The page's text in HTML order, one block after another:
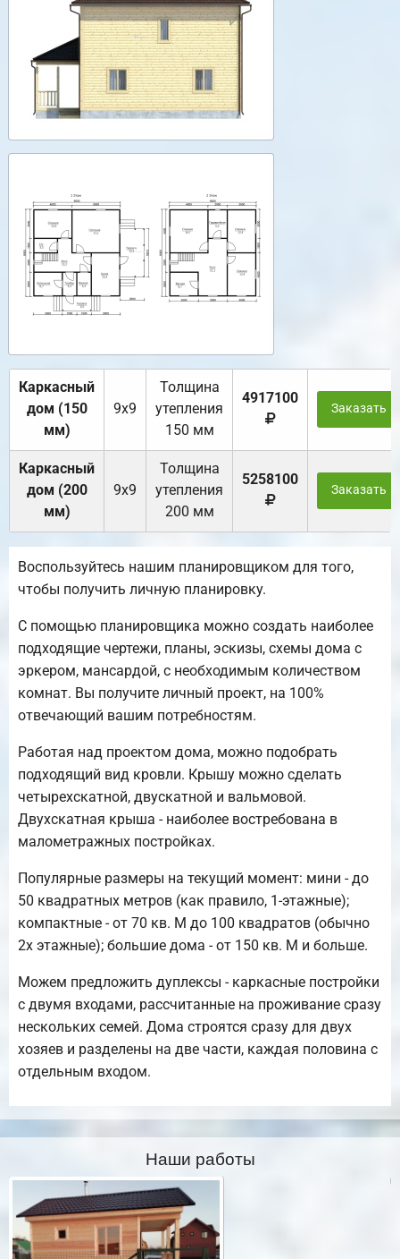
Каркасный
дом (150
мм)
9х9
Толщина
утепления
150 мм
4917100
Заказать
Каркасный
дом (200
мм)
9х9
Толщина
утепления
200 мм
5258100
Заказать
Воспользуйтесь нашим планировщиком для того,
чтобы получить личную планировку.
С помощью планировщика можно создать наиболее
подходящие чертежи, планы, эскизы, схемы дома с
эркером, мансардой, с необходимым количеством
комнат. Вы получите личный проект, на 100%
отвечающий вашим потребностям.
Работая над проектом дома, можно подобрать
подходящий вид кровли. Крышу можно сделать
четырехскатной, двускатной и вальмовой.
Двухскатная крыша - наиболее востребована в
малометражных постройках.
Популярные размеры на текущий момент: мини - до
50 квадратных метров (как правило, 1-этажные);
компактные - от 70 кв. М до 100 квадратов (обычно
2х этажные); большие дома - от 150 кв. М и больше.
Можем предложить дуплексы - каркасные постройки
с двумя входами, рассчитанные на проживание сразу
нескольких семей. Дома строятся сразу для двух
хозяев и разделены на две части, каждая половина с
отдельным входом.
Наши работы